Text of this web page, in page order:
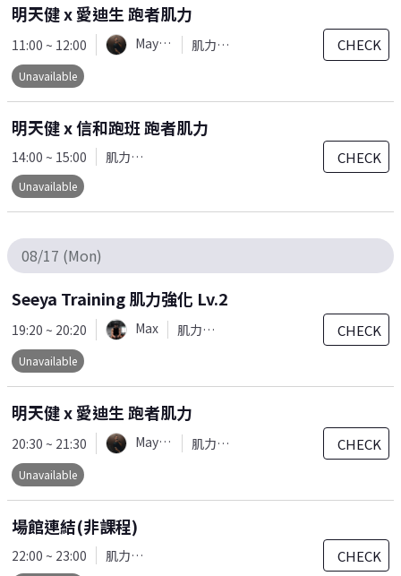
明天健 x 愛迪生 跑者肌力
11:00 ~ 12:00 Mayaw 肌力訓練
Unavailable
CHECK
明天健 x 信和跑班 跑者肌力
14:00 ~ 15:00 肌力訓練
Unavailable
CHECK
08/17 (Mon)
Seeya Training 肌力強化 Lv.2
19:20 ~ 20:20 Max 肌力訓練
Unavailable
CHECK
明天健 x 愛迪生 跑者肌力
20:30 ~ 21:30 Mayaw 肌力訓練
Unavailable
CHECK
場館連結(非課程)
22:00 ~ 23:00 肌力訓練 CHECK